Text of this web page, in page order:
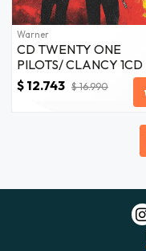
Warner
CD TWENTY ONE
PILOTS/ CLANCY 1CD
$ 12.743 $ 16.990